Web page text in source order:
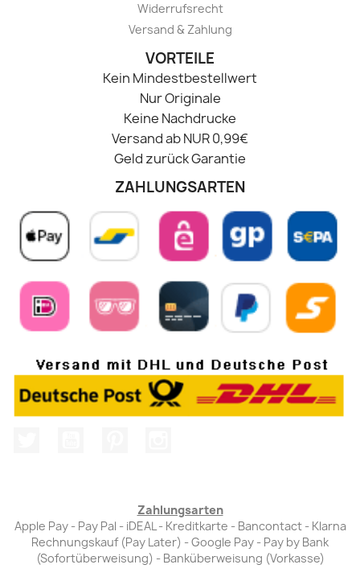
Widerrufsrecht
Versand & Zahlung
VORTEILE
Kein Mindestbestellwert
Nur Originale
Keine Nachdrucke
Versand ab NUR 0,99€
Geld zurück Garantie
ZAHLUNGSARTEN
Zahlungsarten
Apple Pay - Pay Pal - iDEAL - Kreditkarte - Bancontact - Klarna
Rechnungskauf (Pay Later) - Google Pay - Pay by Bank
(Sofortüberweisung) - Banküberweisung (Vorkasse)